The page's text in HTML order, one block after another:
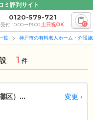
ミ評判サイト
0120-579-721
受付 10:00〜19:00土日祝OK 0
覧 神戸市の有料老人ホーム・介護
1 件
区）... 変更